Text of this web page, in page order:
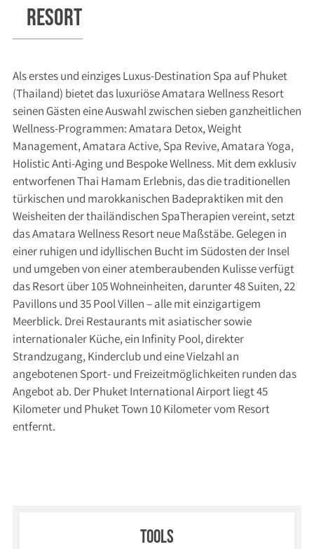
Resort
Als erstes und einziges Luxus-Destination Spa auf Phuket
(Thailand) bietet das luxuriöse Amatara Wellness Resort
seinen Gästen eine Auswahl zwischen sieben ganzheitlichen
Wellness-Programmen: Amatara Detox, Weight
Management, Amatara Active, Spa Revive, Amatara Yoga,
Holistic Anti-Aging und Bespoke Wellness. Mit dem exklusiv
entworfenen Thai Hamam Erlebnis, das die traditionellen
türkischen und marokkanischen Badepraktiken mit den
Weisheiten der thailändischen SpaTherapien vereint, setzt
das Amatara Wellness Resort neue Maßstäbe. Gelegen in
einer ruhigen und idyllischen Bucht im Südosten der Insel
und umgeben von einer atemberaubenden Kulisse verfügt
das Resort über 105 Wohneinheiten, darunter 48 Suiten, 22
Pavillons und 35 Pool Villen – alle mit einzigartigem
Meerblick. Drei Restaurants mit asiatischer sowie
internationaler Küche, ein Infinity Pool, direkter
Strandzugang, Kinderclub und eine Vielzahl an
angebotenen Sport- und Freizeitmöglichkeiten runden das
Angebot ab. Der Phuket International Airport liegt 45
Kilometer und Phuket Town 10 Kilometer vom Resort
entfernt.
Tools